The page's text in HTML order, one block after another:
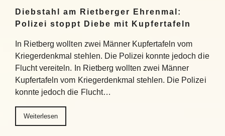
Diebstahl am Rietberger Ehrenmal:
Polizei stoppt Diebe mit Kupfertafeln
In Rietberg wollten zwei Männer Kupfertafeln vom
Kriegerdenkmal stehlen. Die Polizei konnte jedoch die
Flucht vereiteln. In Rietberg wollten zwei Männer
Kupfertafeln vom Kriegerdenkmal stehlen. Die Polizei
konnte jedoch die Flucht…
Weiterlesen